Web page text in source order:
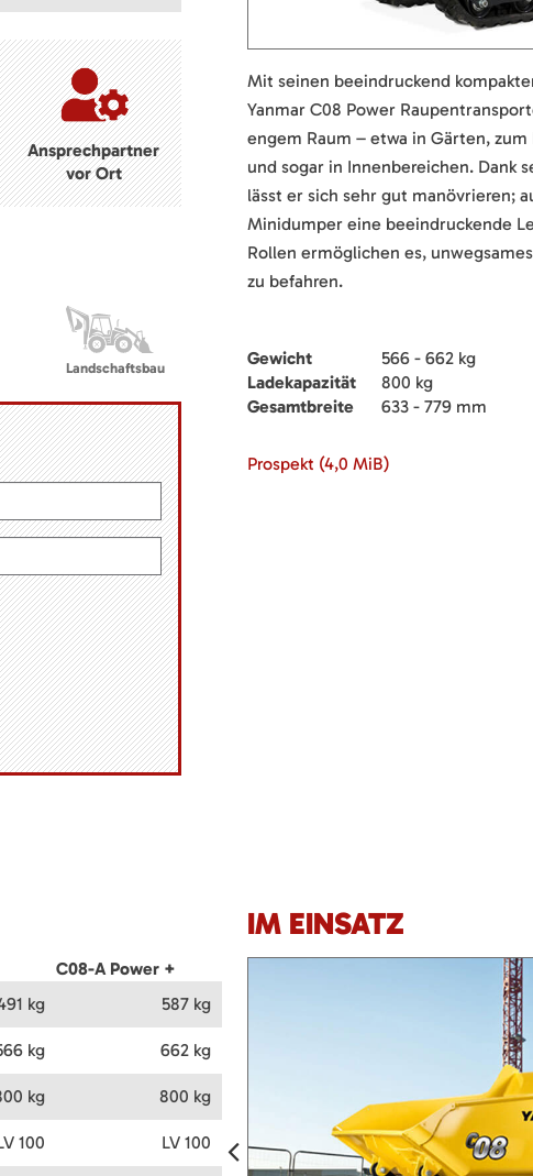
Ansprechpartner
vor Ort
Landschaftsbau
Mit seinen beeindruckend
Yanmar C08 Power
engem Raum – etwa in Gärten,
und sogar in Innenbereichen. Dank
lässt er sich sehr gut manövrieren;
Minidumper eine beeindruckende
Rollen ermöglichen es,
zu befahren.
Gewicht
566 - 662 kg
Ladekapazität
800 kg
Gesamtbreite
633 - 779 mm
Prospekt (4,0 MiB)
C08-A Power +
kg 587 kg
kg 662 kg
kg 800 kg
100 LV 100
IM EINSATZ